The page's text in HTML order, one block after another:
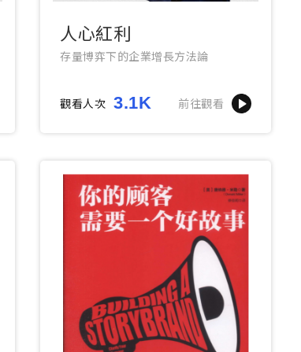
人心紅利
存量博弈下的企業增長方法論
觀看人次 3.1K 前往觀看